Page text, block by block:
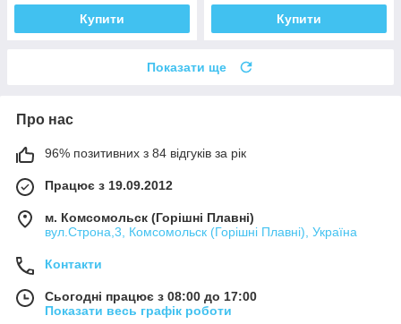
Купити Купити
Показати ще
Про нас
96% позитивних з 84 відгуків за рік
Працює з 19.09.2012
м. Комсомольск (Горішні Плавні)
вул.Строна,3, Комсомольск (Горішні Плавні), Україна
Контакти
Сьогодні працює з 08:00 до 17:00
Показати весь графік роботи